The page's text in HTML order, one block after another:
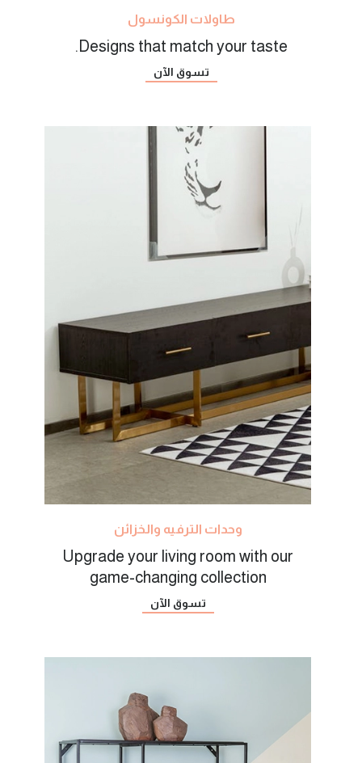
طاولات الكونسول
Designs that match your taste.
تسوق الآن
وحدات الترفيه والخزائن
Upgrade your living room with our
game-changing collection
تسوق الآن